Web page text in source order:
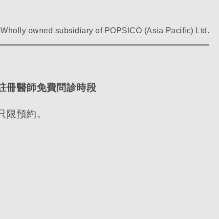
Wholly owned subsidiary of POPSICO (Asia Pacific) Ltd.
冊醫師免費問診時段
限預約。